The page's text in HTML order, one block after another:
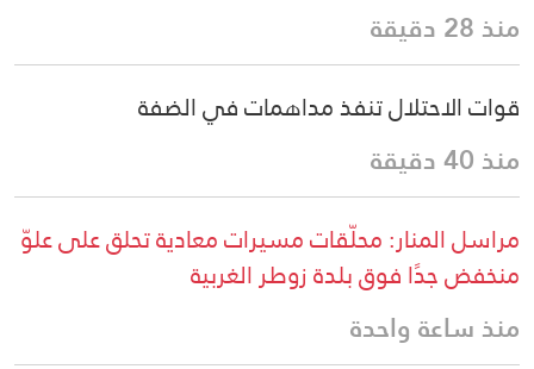
منذ 28 دقيقة
قوات الاحتلال تنفذ مداهمات في الضفة
منذ 40 دقيقة
مراسل المنار: محلّقات مسيرات معادية تحلق على علوّ
منخفض جدًا فوق بلدة زوطر الغربية
منذ ساعة واحدة